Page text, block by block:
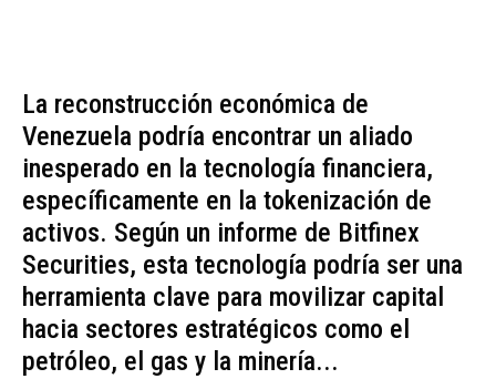
La reconstrucción económica de
Venezuela podría encontrar un aliado
inesperado en la tecnología financiera,
específicamente en la tokenización de
activos. Según un informe de Bitfinex
Securities, esta tecnología podría ser una
herramienta clave para movilizar capital
hacia sectores estratégicos como el
petróleo, el gas y la minería...